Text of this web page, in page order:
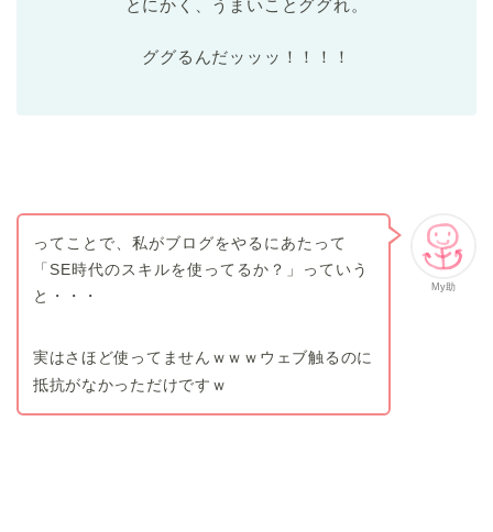
とにかく、うまいことググれ。
ググるんだッッッ！！！！
My助
ってことで、私がブログをやるにあたって
「SE時代のスキルを使ってるか？」っていう
と・・・
実はさほど使ってませんｗｗｗウェブ触るのに
抵抗がなかっただけですｗ